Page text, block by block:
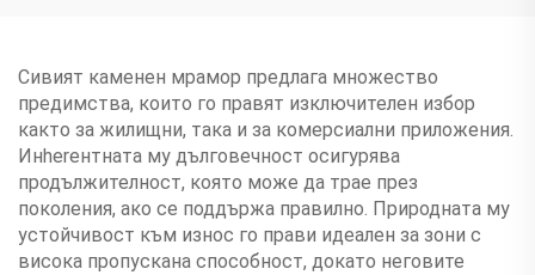
Сивият каменен мрамор предлага множество
предимства, които го правят изключителен избор
както за жилищни, така и за комерсиални приложения.
Инherентната му дълговечност осигурява
продължителност, която може да трае през
поколения, ако се поддържа правилно. Природната му
устойчивост към износ го прави идеален за зони с
висока пропускана способност, докато неговите